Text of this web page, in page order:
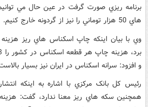
برنامه ريزي صورت گرفت در عين حال مي
هاي 50 هزار توماني را نيز از گردونه خارج کنيم.
وي با بيان اينکه چاپ اسکناس هاي ريز هزينه
و افزود: سرانه اسکناس در ايران نيز بسيار بالاست و به 100
رئيس کل بانک مرکزي با اشاره به اينکه
همچنين سکه هاي ريز معنا ندارد، گفت: